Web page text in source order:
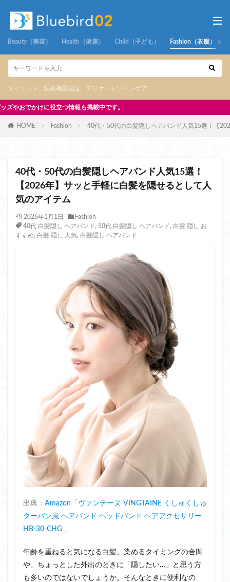
Beauty（美容） Health（健康） Child（子ども） Fashion（衣服）
ダイエット 医療機器認証 デリケートゾーンケア
です。
HOME Fashion 40代・50代の白髪隠しヘアバンド人気15選！【
40代・50代の白髪隠しヘアバンド人気15選！
【2026年】サッと手軽に白髪を隠せるとして人
気のアイテム
2026年1月1日
Fashion
40代 白髪隠し ヘアバンド, 50代 白髪隠し ヘアバンド, 白髪 隠し お
すすめ, 白髪 隠し 人気, 白髪隠し ヘアバンド
出典： Amazon「 ヴァンテーヌ VINGTAINE くしゅくしゅ
ターバン風 ヘアバンド ヘッドバンド ヘアアクセサリー
HB-30-CHG
」
年齢を重ねると気になる白髪。染めるタイミングの合間
や、ちょっとした外出のときに「隠したい…」と思う方
も多いのではないでしょうか。そんなときに便利なの